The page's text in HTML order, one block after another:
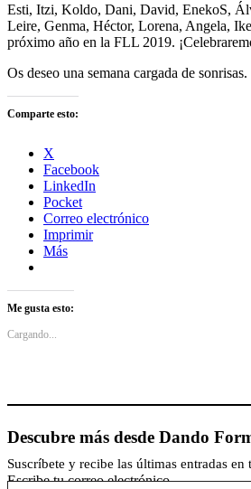
Esti, Itzi, Koldo, Dani, David, EnekoS,
Leire, Genma, Héctor, Lorena, Angela,
próximo año en la FLL 2019.
Os deseo una semana cargada de sonrisas.
Comparte esto:
X
Facebook
LinkedIn
Pocket
Correo electrónico
Imprimir
Más
Me gusta esto:
Cargando...
Descubre más desde Dando
Suscríbete y recibe las últimas entradas
Escribe tu correo electrónico…